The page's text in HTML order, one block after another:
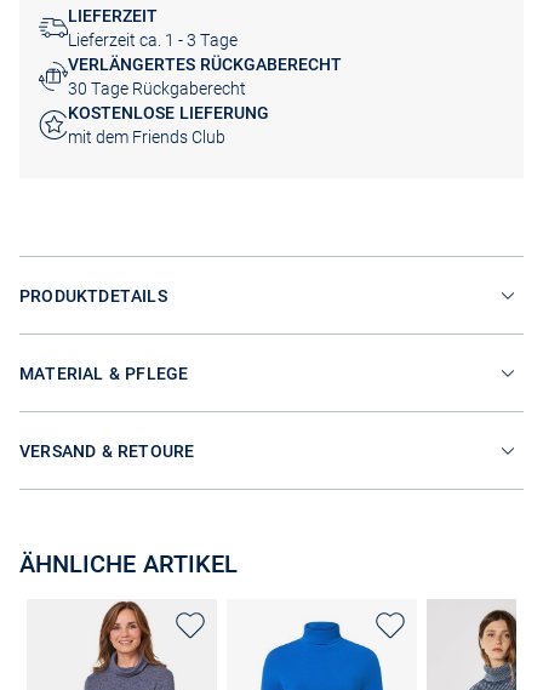
LIEFERZEIT
Lieferzeit ca. 1 - 3 Tage
VERLÄNGERTES RÜCKGABERECHT
30 Tage Rückgaberecht
KOSTENLOSE LIEFERUNG
mit dem Friends Club
PRODUKTDETAILS
MATERIAL & PFLEGE
VERSAND & RETOURE
ÄHNLICHE ARTIKEL